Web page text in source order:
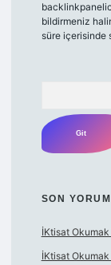
bildirmeniz
süre içerisinde
SON
İKtisat
İKtisat